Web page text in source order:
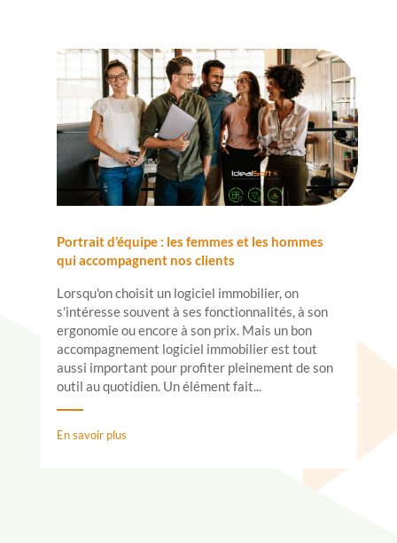
Portrait d’équipe : les femmes et les hommes
qui accompagnent nos clients
Lorsqu'on choisit un logiciel immobilier, on
s'intéresse souvent à ses fonctionnalités, à son
ergonomie ou encore à son prix. Mais un bon
accompagnement logiciel immobilier est tout
aussi important pour profiter pleinement de son
outil au quotidien. Un élément fait...
En savoir plus